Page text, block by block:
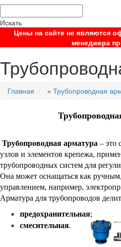
Искать
Цены на сайте не являются
менеджера
Главная » Трубопроводная
Трубопроводная арматура – это
узлов и элементов крепежа,
трубопроводных систем для
Она может оснащаться как
управлением, например,
Арматура для трубопроводов
предохранительная;
смесительная.